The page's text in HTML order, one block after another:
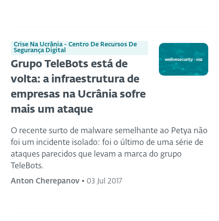
Crise Na Ucrânia - Centro De Recursos De
Segurança Digital
Grupo TeleBots está de
volta: a infraestrutura de
empresas na Ucrânia sofre
mais um ataque
O recente surto de malware semelhante ao Petya não
foi um incidente isolado: foi o último de uma série de
ataques parecidos que levam a marca do grupo
TeleBots.
Anton Cherepanov • 03 Jul 2017